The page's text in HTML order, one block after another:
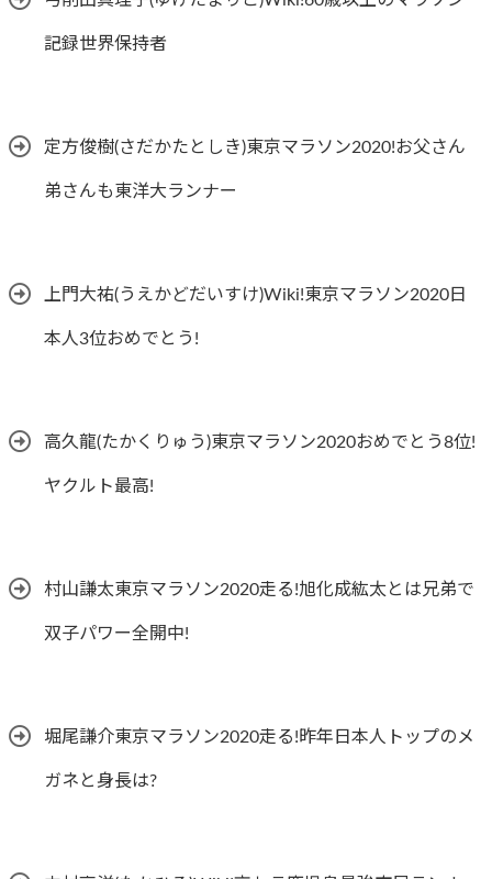
記録世界保持者
定方俊樹(さだかたとしき)東京マラソン2020!お父さん
弟さんも東洋大ランナー
上門大祐(うえかどだいすけ)Wiki!東京マラソン2020日
本人3位おめでとう!
高久龍(たかくりゅう)東京マラソン2020おめでとう8位!
ヤクルト最高!
村山謙太東京マラソン2020走る!旭化成紘太とは兄弟で
双子パワー全開中!
堀尾謙介東京マラソン2020走る!昨年日本人トップのメ
ガネと身長は?